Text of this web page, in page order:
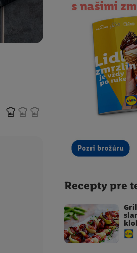
Recepty pre